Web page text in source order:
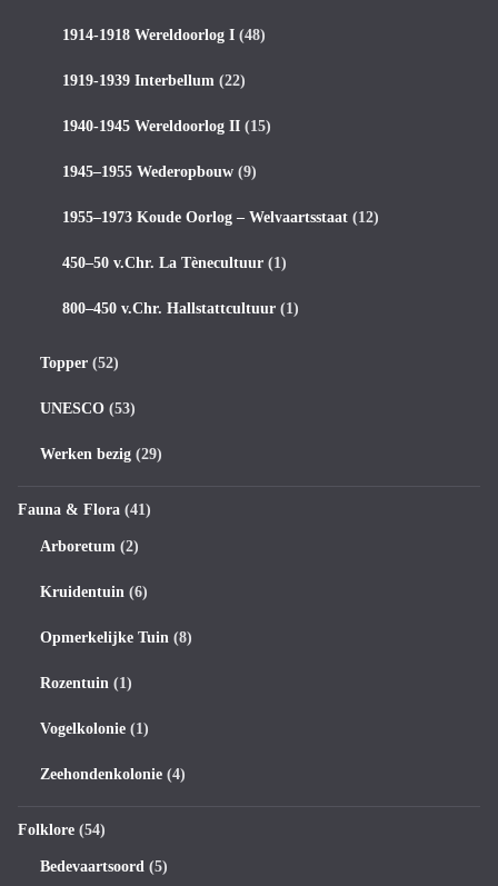
1914-1918 Wereldoorlog I (48)
1919-1939 Interbellum (22)
1940-1945 Wereldoorlog II (15)
1945–1955 Wederopbouw (9)
1955–1973 Koude Oorlog – Welvaartsstaat (12)
450–50 v.Chr. La Tènecultuur (1)
800–450 v.Chr. Hallstattcultuur (1)
Topper (52)
UNESCO (53)
Werken bezig (29)
Fauna & Flora (41)
Arboretum (2)
Kruidentuin (6)
Opmerkelijke Tuin (8)
Rozentuin (1)
Vogelkolonie (1)
Zeehondenkolonie (4)
Folklore (54)
Bedevaartsoord (5)